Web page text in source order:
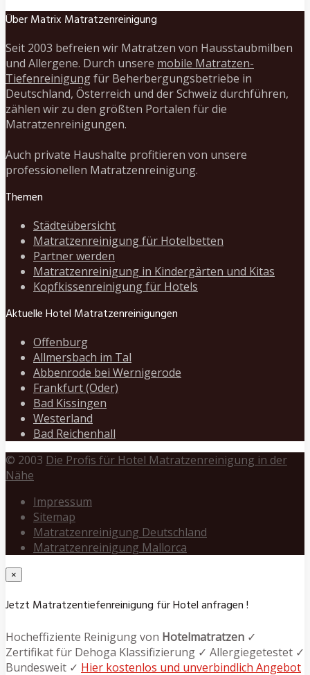
Über Matrix Matratzenreinigung
Seit 2003 befreien wir Matratzen von Hausstaubmilben
und Allergene. Durch unsere mobile Matratzen-
Tiefenreinigungfür Beherbergungsbetriebe in
Deutschland, Österreich und der Schweiz durchführen,
zählen wir zu den größten Portalen für die
Matratzenreinigungen.
Auch private Haushalte profitieren von unsere
professionellen Matratzenreinigung.
Themen
Städteübersicht
Matratzenreinigung für Hotelbetten
Partner werden
Matratzenreinigung in Kindergärten und Kitas
Kopfkissenreinigung für Hotels
Aktuelle Hotel Matratzenreinigungen
Offenburg
Allmersbach im Tal
Abbenrode bei Wernigerode
Frankfurt (Oder)
Bad Kissingen
Westerland
Bad Reichenhall
© 2003 Die Profis für Hotel Matratzenreinigung in der
Nähe
Impressum
Sitemap
Matratzenreinigung Deutschland
Matratzenreinigung Mallorca
×
Jetzt Matratzentiefenreinigung für Hotel anfragen !
Hocheffiziente Reinigung von Hotelmatratzen ✓
Zertifikat für Dehoga Klassifizierung ✓ Allergiegetestet ✓
Bundesweit ✓ Hier kostenlos und unverbindlich Angebot